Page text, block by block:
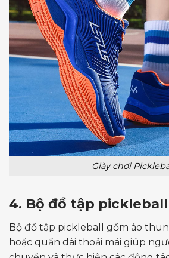
Giày chơi
4. Bộ đồ tập pickleball
Bộ đồ tập pickleball gồm áo
hoặc quần dài thoải mái giúp